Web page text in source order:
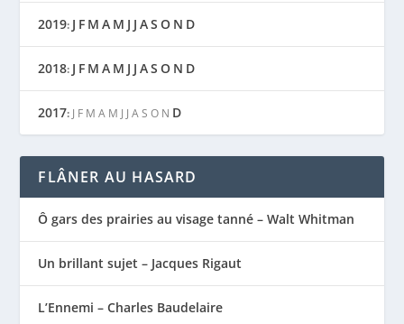
2019: J F M A M J J AS O N D
2018: J F M A M J J AS O N D
2017: J F M A M J J A S O N D
FLÂNER AU HASARD
Ô gars des prairies au visage tanné – Walt Whitman
Un brillant sujet – Jacques Rigaut
L’Ennemi – Charles Baudelaire